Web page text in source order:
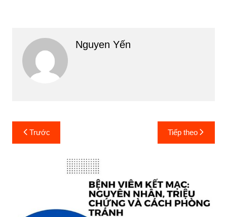
Nguyen Yến
Điều
hướng
Trước Tiếp theo